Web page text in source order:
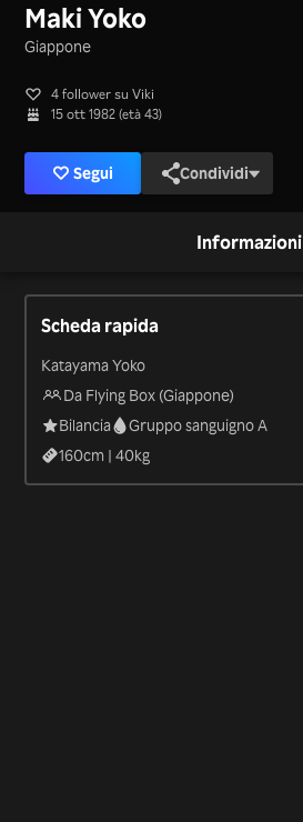
Maki Yoko
Giappone
4 follower su Viki
15 ott 1982 (età 43)
Segui Condividi
Informazioni
Scheda rapida
Katayama Yoko
Da Flying Box (Giappone)
Bilancia
Gruppo sanguigno A
160cm |40kg